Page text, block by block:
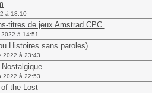
à 18:10
titres de jeux Amstrad CPC.
à 14:51
Histoires sans paroles)
2022 à 23:43
2022 à 22:53
the Lost